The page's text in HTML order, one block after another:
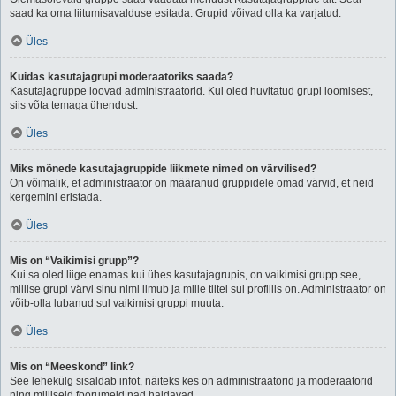
saad ka oma liitumisavalduse esitada. Grupid võivad olla ka varjatud.
Üles
Kuidas kasutajagrupi moderaatoriks saada?
Kasutajagruppe loovad administraatorid. Kui oled huvitatud grupi loomisest,
siis võta temaga ühendust.
Üles
Miks mõnede kasutajagruppide liikmete nimed on värvilised?
On võimalik, et administraator on määranud gruppidele omad värvid, et neid
kergemini eristada.
Üles
Mis on “Vaikimisi grupp”?
Kui sa oled liige enamas kui ühes kasutajagrupis, on vaikimisi grupp see,
millise grupi värvi sinu nimi ilmub ja mille tiitel sul profiilis on. Administraator on
võib-olla lubanud sul vaikimisi gruppi muuta.
Üles
Mis on “Meeskond” link?
See lehekülg sisaldab infot, näiteks kes on administraatorid ja moderaatorid